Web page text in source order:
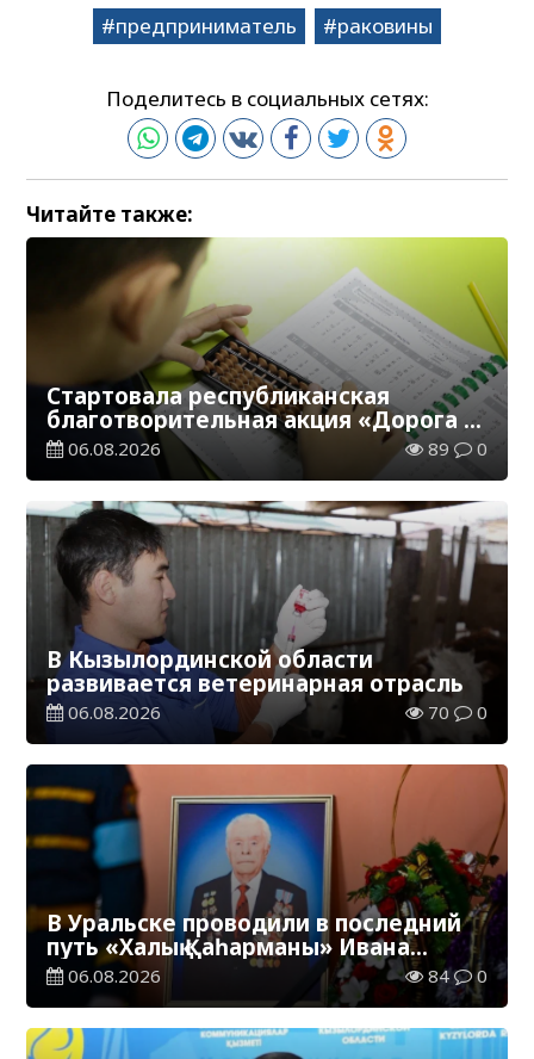
предприниматель
раковины
Поделитесь в социальных сетях:
Читайте также:
Стартовала республиканская
благотворительная акция «Дорога в
школу»
06.08.2026 89 0
В Кызылординской области
развивается ветеринарная отрасль
06.08.2026 70 0
В Уральске проводили в последний
путь «Халық Қаһарманы» Ивана
Степановича Гапича
06.08.2026 84 0